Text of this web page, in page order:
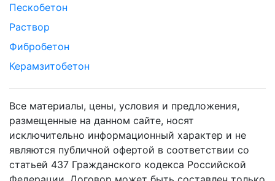
Пескобетон
Раствор
Фибробетон
Керамзитобетон
Все материалы, цены, условия и предложения,
размещенные на данном сайте, носят
исключительно информационный характер и не
являются публичной офертой в соответствии со
статьей 437 Гражданского кодекса Российской